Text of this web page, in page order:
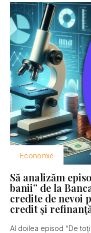
Economie
Să analizăm
banii” de la
credite de nevoi
credit şi
Al doilea episod “De